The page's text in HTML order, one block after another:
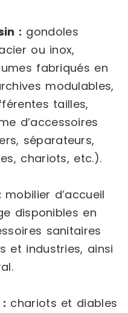
: gondoles
ou inox,
fabriqués en
modulables,
tailles,
d’accessoires
séparateurs,
chariots, etc.).
mobilier d’accueil
disponibles en
sanitaires
et industries, ainsi
chariots et diables